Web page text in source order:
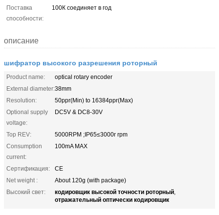
Поставка
способности:
100К соединяет в год
описание
шифратор высокого разрешения роторный
Product name:
optical rotary encoder
External diameter:38mm
Resolution:
50ppr(Min) to 16384ppr(Max)
Optional supply
voltage:
DC5V & DC8-30V
Top REV:
5000RPM ;IP65≤3000r rpm
Consumption
current:
100mA MAX
Сертификация:
CE
Net weight :
About 120g (with package)
Высокий свет:
кодировщик высокой точности роторный,
отражательный оптически кодировщик